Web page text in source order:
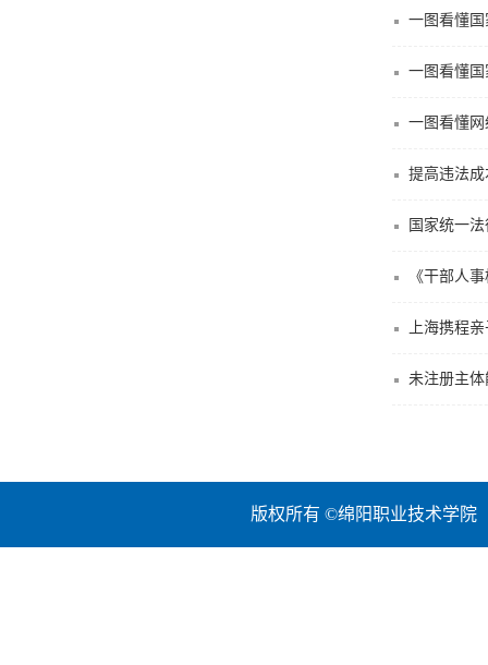
一图看懂
一图看懂
一图看懂
提高违法
国家统一
《干部人
上海携程
未注册主
版权所有 ©绵阳职业技术学院